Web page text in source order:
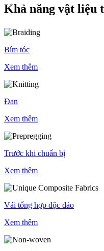
Khả năng vật liệu
Bím tóc
Xem thêm
Đan
Xem thêm
Trước khi chuẩn bị
Xem thêm
Vải tổng hợp độc đáo
Xem thêm